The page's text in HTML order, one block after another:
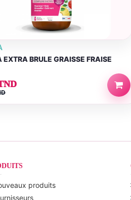
BRULE GRAISSE FRAISE
produits